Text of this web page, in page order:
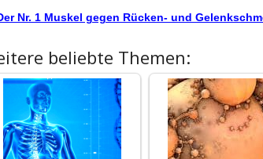
Nr. 1 Muskel gegen Rücken- und
beliebte Themen: